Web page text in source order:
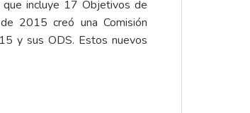
incluye 17 Objetivos de
2015 creó una Comisión
y sus ODS. Estos nuevos